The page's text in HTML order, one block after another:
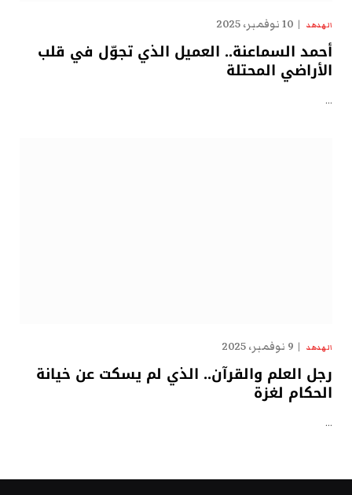
الهدهد 10 نوفمبر، 2025
أحمد السماعنة.. العميل الذي تجوّل في قلب
الأراضي المحتلة
…
الهدهد 9 نوفمبر، 2025
رجل العلم والقرآن.. الذي لم يسكت عن خيانة
الحكام لغزة
…